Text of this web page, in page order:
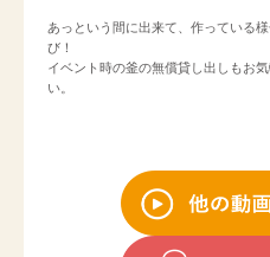
あっという間に出来て、作っている
び！
イベント時の釜の無償貸し出しもお
い。